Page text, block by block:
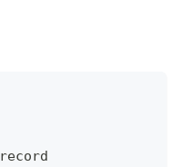
record